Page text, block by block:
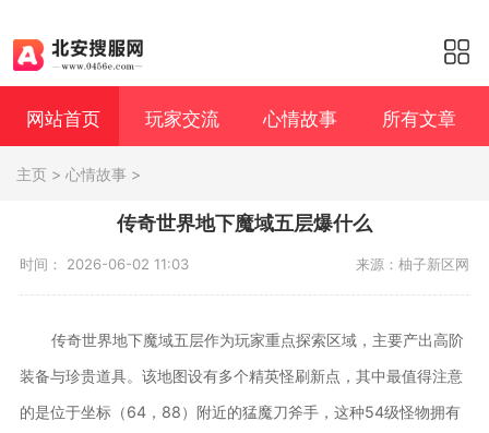
网站首页 玩家交流 心情故事 所有文章
主页 > 心情故事 >
传奇世界地下魔域五层爆什么
时间： 2026-06-02 11:03 来源：柚子新区网
传奇世界地下魔域五层作为玩家重点探索区域，主要产出高阶
装备与珍贵道具。该地图设有多个精英怪刷新点，其中最值得注意
的是位于坐标（64，88）附近的猛魔刀斧手，这种54级怪物拥有